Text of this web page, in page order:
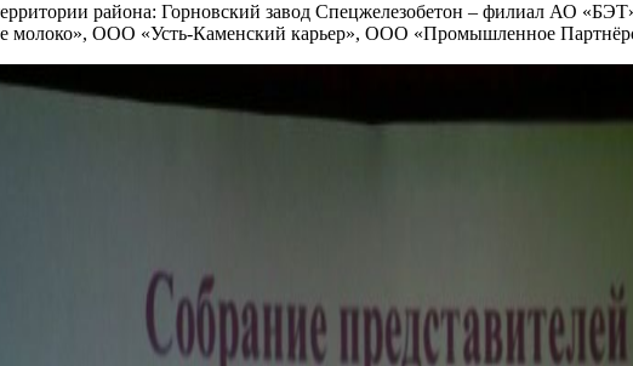
района: Горновский завод Спецжелезобетон – филиал АО
ООО «Усть-Каменский карьер», ООО «Промышленное